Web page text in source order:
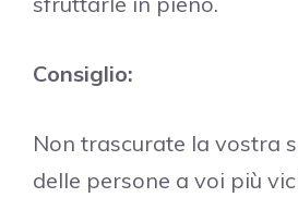
Consiglio:
Non trascurate la vostra
delle persone a voi più